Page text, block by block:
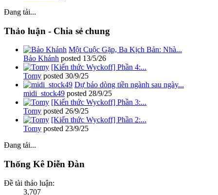
Đang tải...
Thảo luận - Chia sẻ chung
Một Cuộc Gặp, Ba Kịch Bản: Nhà...
Bảo Khánh posted 13/5/26
[Kiến thức Wyckoff] Phần 4:...
Tomy posted 30/9/25
Dự báo dòng tiền ngành sau ngày...
midi_stock49 posted 28/9/25
[Kiến thức Wyckoff] Phần 3:...
Tomy posted 26/9/25
[Kiến thức Wyckoff] Phần 2:...
Tomy posted 23/9/25
Đang tải...
Thống Kê Diễn Đàn
Đề tài thảo luận:
3,707